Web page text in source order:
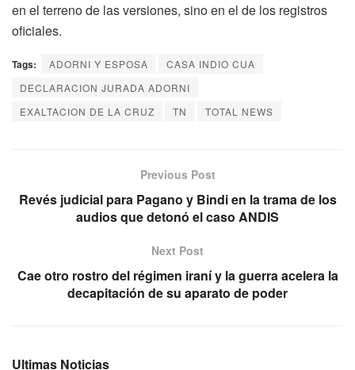
en el terreno de las versiones, sino en el de los registros
oficiales.
Tags: ADORNI Y ESPOSA
CASA INDIO CUA
DECLARACION JURADA ADORNI
EXALTACION DE LA CRUZ
TN TOTAL NEWS
Previous Post
Revés judicial para Pagano y Bindi en la trama de los
audios que detonó el caso ANDIS
Next Post
Cae otro rostro del régimen iraní y la guerra acelera la
decapitación de su aparato de poder
Ultimas Noticias